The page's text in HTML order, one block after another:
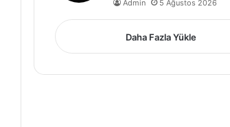
Admin 5 Ağustos 2026
Daha Fazla Yükle